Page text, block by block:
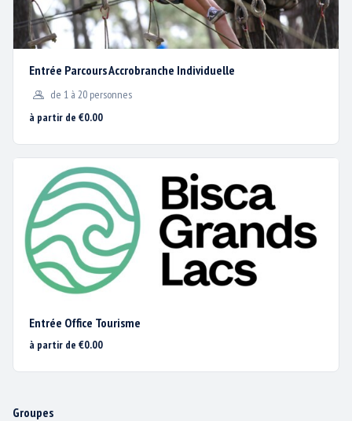
HORAIRES ET CALENDRIER
meilleure expérience sur
Entrée Parcours Accrobranche Individuelle
de 1 à 20 personnes
à partir de €0.00
Entrée Office Tourisme
à partir de €0.00
Groupes